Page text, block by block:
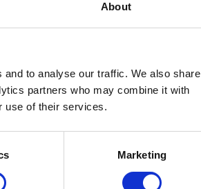
About
to analyse our traffic. We also share
partners who may combine it with
use of their services.
Marketing
Black
voor alle